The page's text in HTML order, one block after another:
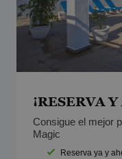
¡RESERVA
Consigue el mejor
Magic
Reserva ya y